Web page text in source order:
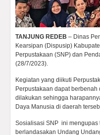
TANJUNG REDEB – Dinas
Kearsipan (Dispusip)
Perpustakaan (SNP) dan
(28/7/2023).
Kegiatan yang diikuti
Perpustakaan dapat
dilakukan sehingga
Daya Manusia di daerah
Sosialisasi SNP ini mengupas
berlandasakan Undang